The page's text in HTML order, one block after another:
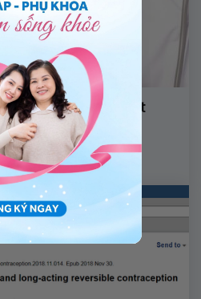
pháp điều trị nào tốt